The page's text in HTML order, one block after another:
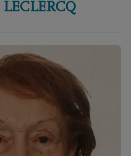
LECLERCQ